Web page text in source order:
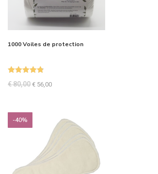
1000 Voiles de protection
€80,00 €56,00
-40%